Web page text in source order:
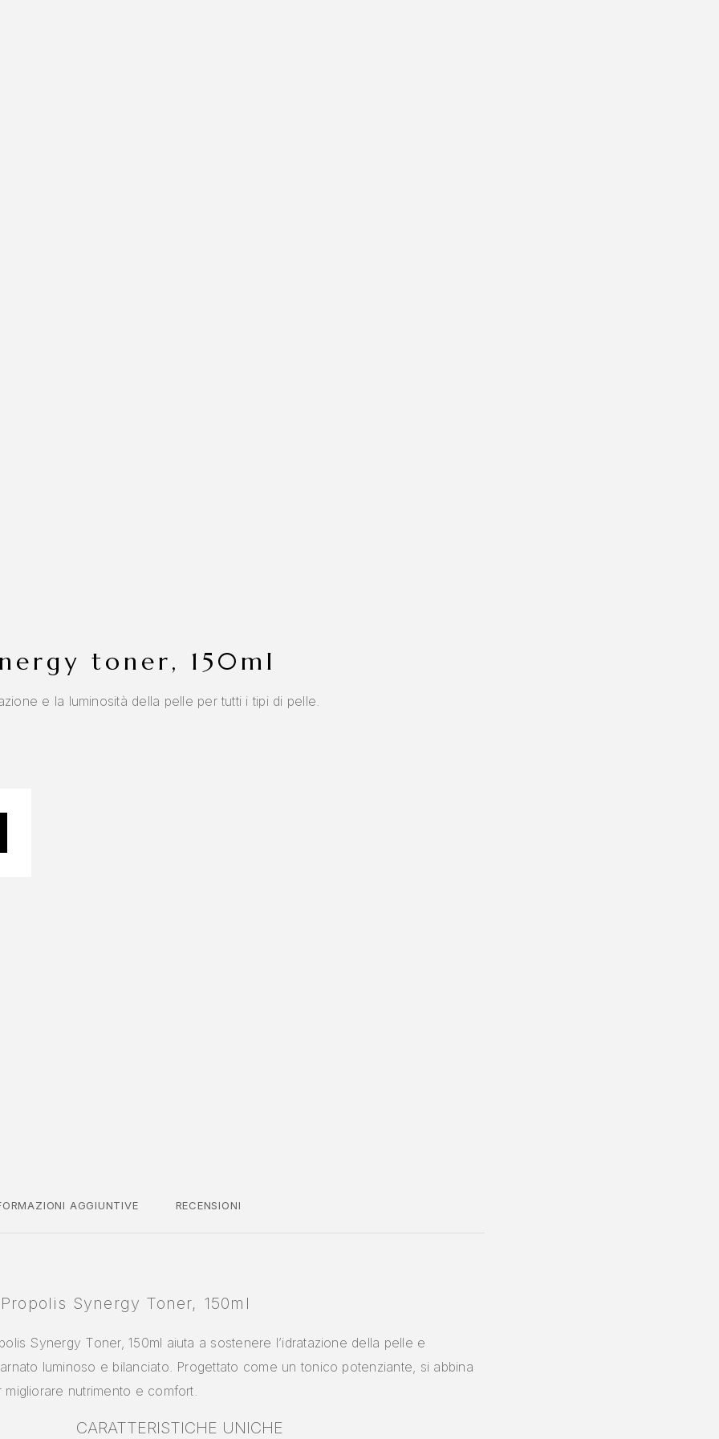
toner, 150ml
e la luminosità della pelle per tutti i tipi di pelle.
AGGIUNTIVE RECENSIONI
Synergy Toner, 150ml
Synergy Toner, 150ml aiuta a sostenere l’idratazione della pelle e
luminoso e bilanciato. Progettato come un tonico potenziante, si abbina
nutrimento e comfort.
CARATTERISTICHE UNICHE